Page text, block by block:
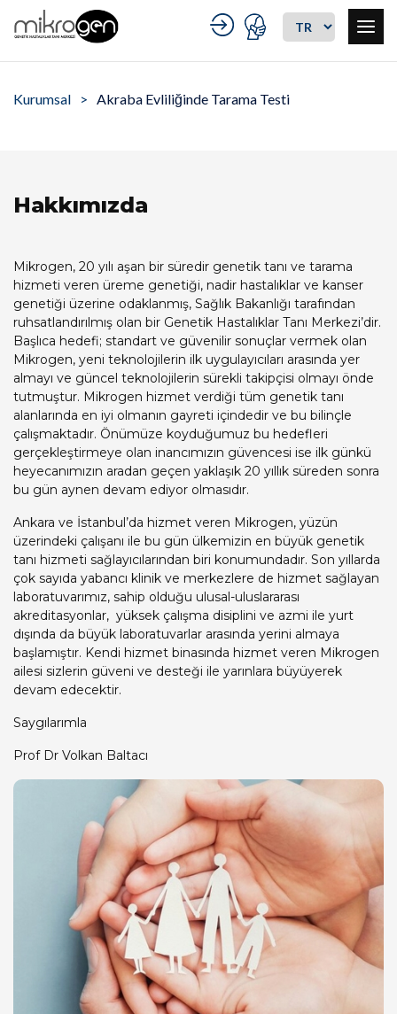
Kurumsal Akraba Evliliğinde Tarama Testi
Hakkımızda
Mikrogen, 20 yılı aşan bir süredir genetik tanı ve tarama
hizmeti veren üreme genetiği, nadir hastalıklar ve kanser
genetiği üzerine odaklanmış, Sağlık Bakanlığı tarafından
ruhsatlandırılmış olan bir Genetik Hastalıklar Tanı Merkezi’dir.
Başlıca hedefi; standart ve güvenilir sonuçlar vermek olan
Mikrogen, yeni teknolojilerin ilk uygulayıcıları arasında yer
almayı ve güncel teknolojilerin sürekli takipçisi olmayı önde
tutmuştur. Mikrogen hizmet verdiği tüm genetik tanı
alanlarında en iyi olmanın gayreti içindedir ve bu bilinçle
çalışmaktadır. Önümüze koyduğumuz bu hedefleri
gerçekleştirmeye olan inancımızın güvencesi ise ilk günkü
heyecanımızın aradan geçen yaklaşık 20 yıllık süreden sonra
bu gün aynen devam ediyor olmasıdır.
Ankara ve İstanbul’da hizmet veren Mikrogen, yüzün
üzerindeki çalışanı ile bu gün ülkemizin en büyük genetik
tanı hizmeti sağlayıcılarından biri konumundadır. Son yıllarda
çok sayıda yabancı klinik ve merkezlere de hizmet sağlayan
laboratuvarımız, sahip olduğu ulusal-uluslararası
akreditasyonlar, yüksek çalışma disiplini ve azmi ile yurt
dışında da büyük laboratuvarlar arasında yerini almaya
başlamıştır. Kendi hizmet binasında hizmet veren Mikrogen
ailesi sizlerin güveni ve desteği ile yarınlara büyüyerek
devam edecektir.
Saygılarımla
Prof Dr Volkan Baltacı